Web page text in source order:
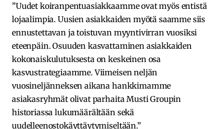
”Uudet koiranpentuasiakkaamme ovat myös entistä
lojaalimpia. Uusien asiakkaiden myötä saamme siis
ennustettavan ja toistuvan myyntivirran vuosiksi
eteenpäin. Osuuden kasvattaminen asiakkaiden
kokonaiskulutuksesta on keskeinen osa
kasvustrategiaamme. Viimeisen neljän
vuosineljänneksen aikana hankkimamme
asiakasryhmät olivat parhaita Musti Groupin
historiassa lukumäärältään sekä
uudelleenostokäyttäytymiseltään.”